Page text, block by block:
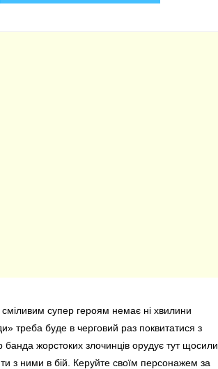
супер героям немає ні хвилини
треба буде в черговий раз поквитатися з
жорстоких злочинців орудує тут щосили.
з ними в бій. Керуйте своїм персонажем за